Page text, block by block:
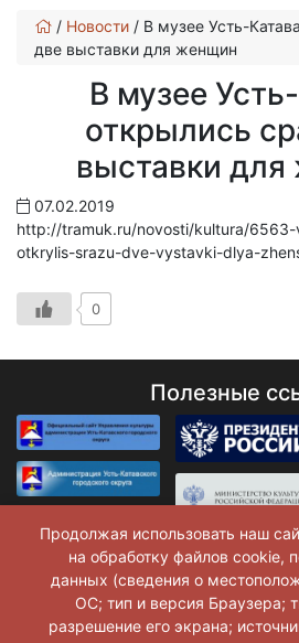
/ Новости / В музее Усть-
две выставки для женщин
В музее
открылись
выставки
07.02.2019
http://tramuk.ru/novosti/kultura/
otkrylis-srazu-dve-vystavki-dlya-
0
Полезные
Продолжая использовать наш
на обработку файлов cookie,
данных (сведения о
ОС; тип и версия Браузера;
разрешение его экрана;